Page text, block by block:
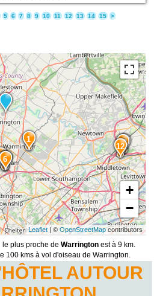
5 6 7 8 9 10 11 12 13 14 15 >
14
13
12
7
6
1
+
−
Leaflet| © OpenStreetMapcontributors
le plus proche deWarrington est à 9 km.
100 kms à vol d'oiseau de Warrington.
AUTOUR